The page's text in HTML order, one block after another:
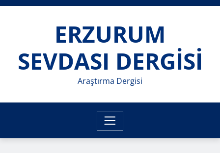
ERZURUM
SEVDASI DERGİSİ
Araştırma Dergisi